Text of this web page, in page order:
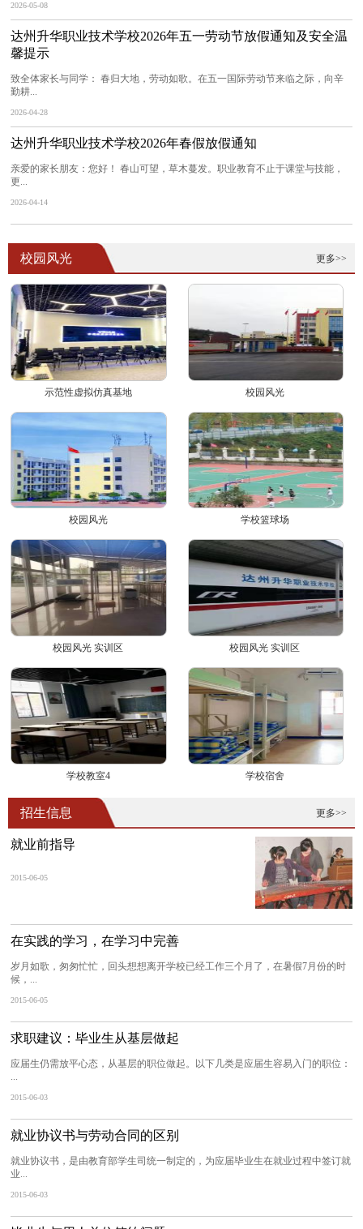
2026-05-08
达州升华职业技术学校2026年五一劳动节放假通知及安全温
馨提示
致全体家长与同学： 春归大地，劳动如歌。在五一国际劳动节来临之际，向辛
勤耕...
2026-04-28
达州升华职业技术学校2026年春假放假通知
亲爱的家长朋友：您好！ 春山可望，草木蔓发。职业教育不止于课堂与技能，
更...
2026-04-14
更多>>
校园风光
示范性虚拟仿真基地 校园风光
校园风光 学校篮球场
校园风光 实训区 校园风光 实训区
学校教室4 学校宿舍
更多>>
招生信息
就业前指导
2015-06-05
在实践的学习，在学习中完善
岁月如歌，匆匆忙忙，回头想想离开学校已经工作三个月了，在暑假7月份的时
候，...
2015-06-05
求职建议：毕业生从基层做起
应届生仍需放平心态，从基层的职位做起。以下几类是应届生容易入门的职位：
...
2015-06-03
就业协议书与劳动合同的区别
就业协议书，是由教育部学生司统一制定的，为应届毕业生在就业过程中签订就
业...
2015-06-03